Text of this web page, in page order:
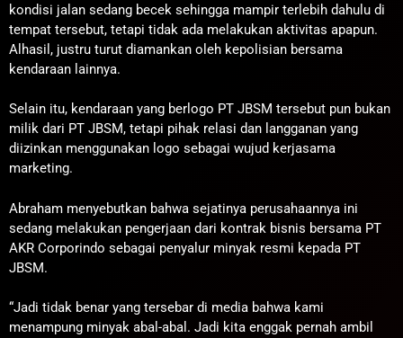
kondisi jalan sedang becek sehingga mampir terlebih dahulu di
tempat tersebut, tetapi tidak ada melakukan aktivitas apapun.
Alhasil, justru turut diamankan oleh kepolisian bersama
kendaraan lainnya.
Selain itu, kendaraan yang berlogo PT JBSM tersebut pun bukan
milik dari PT JBSM, tetapi pihak relasi dan langganan yang
diizinkan menggunakan logo sebagai wujud kerjasama
marketing.
Abraham menyebutkan bahwa sejatinya perusahaannya ini
sedang melakukan pengerjaan dari kontrak bisnis bersama PT
AKR Corporindo sebagai penyalur minyak resmi kepada PT
JBSM.
“Jadi tidak benar yang tersebar di media bahwa kami
menampung minyak abal-abal. Jadi kita enggak pernah ambil